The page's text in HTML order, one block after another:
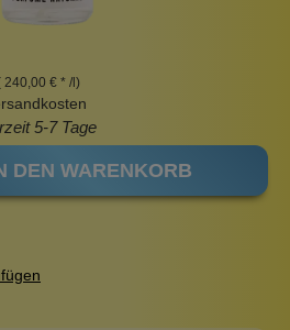
240,00 € * /l)
5-7 Tage
DEN WARENKORB